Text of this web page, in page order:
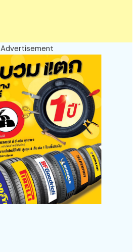
Advertisement